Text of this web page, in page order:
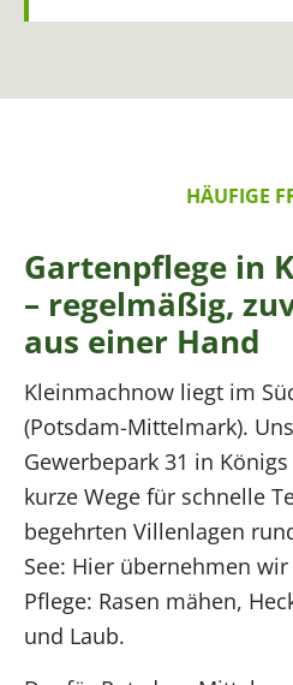
HÄUFIGE
Gartenpflege in
– regelmäßig,
aus einer Hand
Kleinmachnow liegt im
(Potsdam-Mittelmark).
Gewerbepark 31 in
kurze Wege für schnelle
begehrten Villenlagen
See: Hier übernehmen
Pflege: Rasen mähen,
und Laub.